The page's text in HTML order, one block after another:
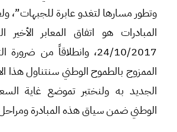
وتطور مسارها لتغدو عابرة
المبادرات هو اتفاق المعابر
24/10/2017، وانطلاقاً من
الممزوج بالطموح الوطني سنتناول هذا
الجديد به ولنختبر تموضع غاية
الوطني ضمن سياق هذه المبادرة